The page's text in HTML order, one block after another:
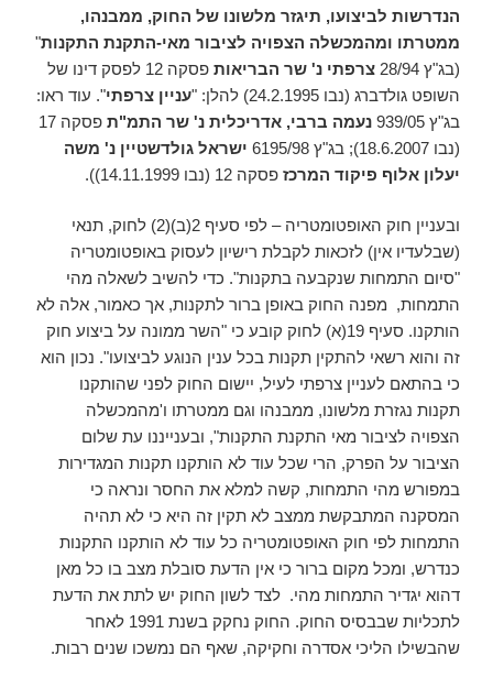
הנדרשות לביצועו, תיגזר מלשונו של החוק, ממבנהו,
ממטרתו ומהמכשלה הצפויה לציבור מאי-התקנת התקנות"
(בג"ץ 28/94
צרפתי נ' שר הבריאות
פסקה 12 לפסק דינו של
השופט גולדברג (נבו 24.2.1995) להלן: "
עניין צרפתי". עוד ראו:
בג"ץ 939/05
נעמה ברבי, אדריכלית נ' שר התמ"ת
פסקה 17
(נבו 18.6.2007); בג"ץ 6195/98
ישראל גולדשטיין נ' משה
יעלון אלוף פיקוד המרכז פסקה 12 (נבו 14.11.1999)).
ובעניין חוק האופטומטריה – לפי סעיף 2(ב)(2) לחוק, תנאי
(שבלעדיו אין) לזכאות לקבלת רישיון לעסוק באופטומטריה
"סיום התמחות שנקבעה בתקנות". כדי להשיב לשאלה מהי
התמחות, מפנה החוק באופן ברור לתקנות, אך כאמור, אלה לא
הותקנו. סעיף 19(א) לחוק קובע כי "השר ממונה על ביצוע חוק
זה והוא רשאי להתקין תקנות בכל ענין הנוגע לביצועו". נכון הוא
כי בהתאם לעניין צרפתי לעיל, יישום החוק לפני שהותקנו
תקנות נגזרת מלשונו, ממבנהו וגם ממטרתו ו'מהמכשלה
הצפויה לציבור מאי התקנת התקנות", ובענייננו עת שלום
הציבור על הפרק, הרי שכל עוד לא הותקנו תקנות המגדירות
במפורש מהי התמחות, קשה למלא את החסר ונראה כי
המסקנה המתבקשת ממצב לא תקין זה היא כי לא תהיה
התמחות לפי חוק האופטומטריה כל עוד לא הותקנו התקנות
כנדרש, ומכל מקום ברור כי אין הדעת סובלת מצב בו כל מאן
דהוא יגדיר התמחות מהי. לצד לשון החוק יש לתת את הדעת
לתכליות שבבסיס החוק. החוק נחקק בשנת 1991 לאחר
שהבשילו הליכי אסדרה וחקיקה, שאף הם נמשכו שנים רבות.